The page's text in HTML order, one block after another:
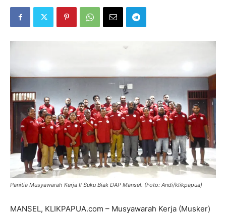
Panitia Musyawarah Kerja II Suku Biak DAP Mansel. (Foto: Andi/klikpapua)
MANSEL, KLIKPAPUA.com – Musyawarah Kerja (Musker)